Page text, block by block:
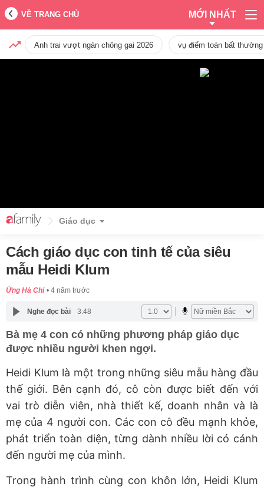
VỀ TRANG CHỦ MỚI NHẤT
Anh trai vượt ngàn chông gai 2026 vụ điểm toán bất
Giáo dục
Cách giáo dục con tinh tế của siêu
mẫu Heidi Klum
Ứng Hà Chi 4 năm trước
Nghe đọc bài 3:48
Bà mẹ 4 con có những phương pháp giáo dục
được nhiều người khen ngợi.
Heidi Klum là một trong những siêu mẫu hàng đầu
thế giới. Bên cạnh đó, cô còn được biết đến với
vai trò diễn viên, nhà thiết kế, doanh nhân và là
mẹ của 4 người con. Các con cô đều mạnh khỏe,
phát triển toàn diện, từng dành nhiều lời có cánh
đến người mẹ của mình.
Trong hành trình cùng con khôn lớn, Heidi Klum